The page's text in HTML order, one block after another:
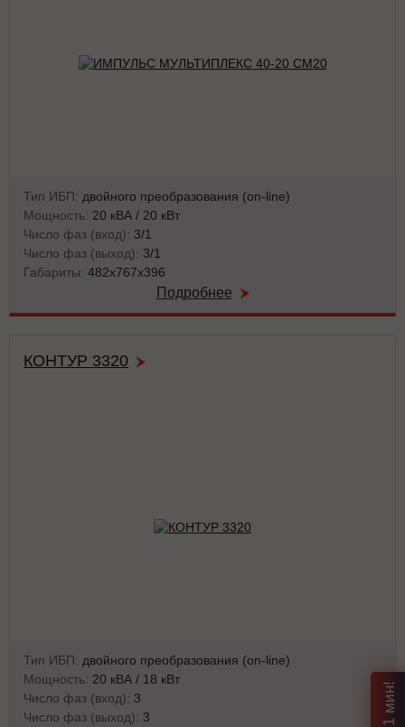
Тип ИБП: двойного преобразования (on-line)
Мощность: 20 кВА / 20 кВт
Число фаз (вход): 3/1
Число фаз (выход): 3/1
Габариты: 482х767х396
Подробнее
КОНТУР 3320
Тип ИБП: двойного преобразования (on-line)
Мощность: 20 кВА / 18 кВт
Число фаз (вход): 3
Число фаз (выход): 3